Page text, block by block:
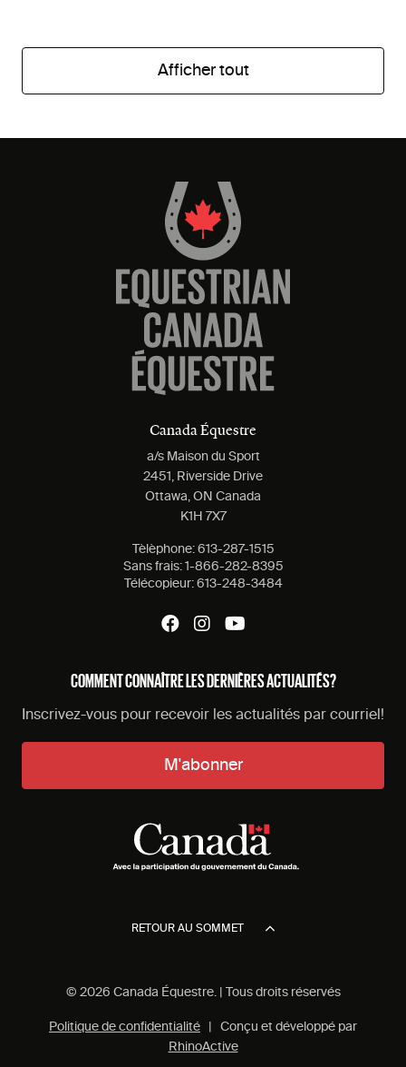
Afficher tout
Canada Équestre
a/s Maison du Sport
2451, Riverside Drive
Ottawa, ON Canada
K1H 7X7
Tèlèphone: 613-287-1515
Sans frais: 1-866-282-8395
Télécopieur: 613-248-3484
COMMENT CONNAÎTRE LES DERNIÈRES ACTUALITÉS?
Inscrivez-vous pour recevoir les actualités par courriel!
M'abonner
RETOUR AU SOMMET
© 2026 Canada Équestre. | Tous droits réservés
Politique de confidentialité | Conçu et développé par
RhinoActive